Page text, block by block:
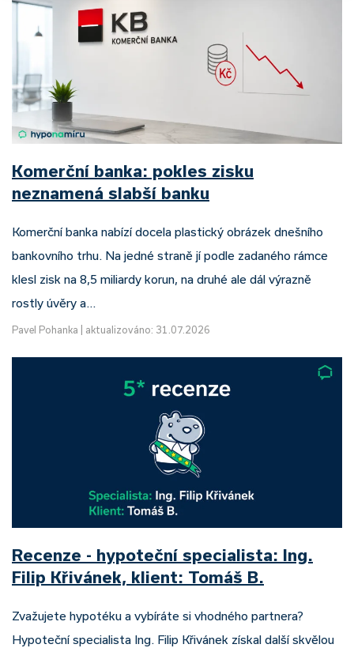
Komerční banka: pokles zisku
neznamená slabší banku
Komerční banka nabízí docela plastický obrázek dnešního
bankovního trhu. Na jedné straně jí podle zadaného rámce
klesl zisk na 8,5 miliardy korun, na druhé ale dál výrazně
rostly úvěry a…
Pavel Pohanka aktualizováno: 31.07.2026
Recenze - hypoteční specialista: Ing.
Filip Křivánek, klient: Tomáš B.
Zvažujete hypotéku a vybíráte si vhodného partnera?
Hypoteční specialista Ing. Filip Křivánek získal další skvělou